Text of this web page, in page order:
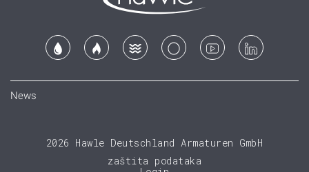
News
2026 Hawle Deutschland Armaturen GmbH
zaštita podataka